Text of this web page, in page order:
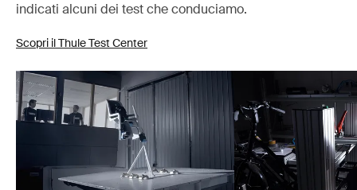
indicati alcuni dei test che conduciamo.
Scopri il Thule Test Center